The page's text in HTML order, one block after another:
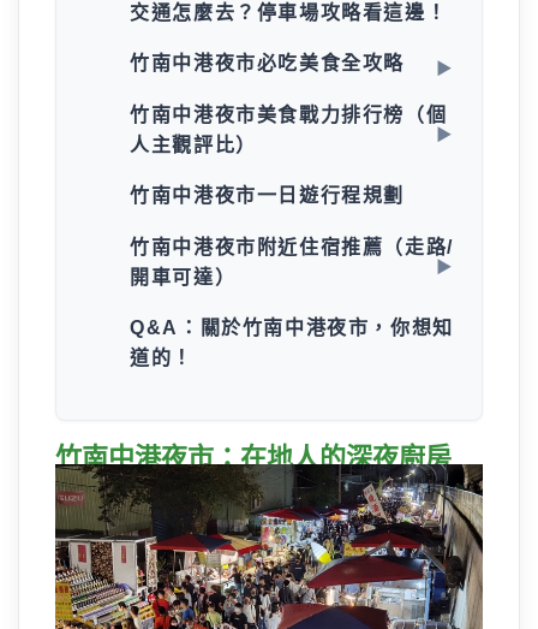
交通怎麼去？停車場攻略看這邊！
竹南中港夜市必吃美食全攻略
竹南中港夜市美食戰力排行榜（個
人主觀評比）
竹南中港夜市一日遊行程規劃
竹南中港夜市附近住宿推薦（走路/
開車可達）
Q&A：關於竹南中港夜市，你想知
道的！
竹南中港夜市：在地人的深夜廚房